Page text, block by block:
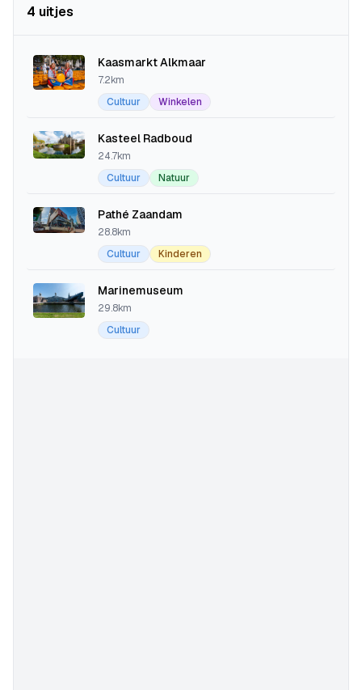
4 uitjes
Kaasmarkt Alkmaar
7.2km
Cultuur
Winkelen
Kasteel Radboud
24.7km
Cultuur
Natuur
Pathé Zaandam
28.8km
Cultuur
Kinderen
Marinemuseum
29.8km
Cultuur